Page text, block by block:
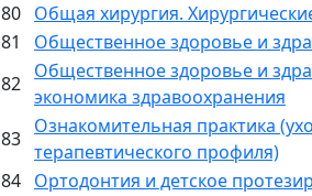
80 Общая хирургия.
81
Общественное здоровье и
82
Общественное здоровье и
экономика здравоохранения
83
Ознакомительная практика
терапевтического профиля)
84 Ортодонтия и детское